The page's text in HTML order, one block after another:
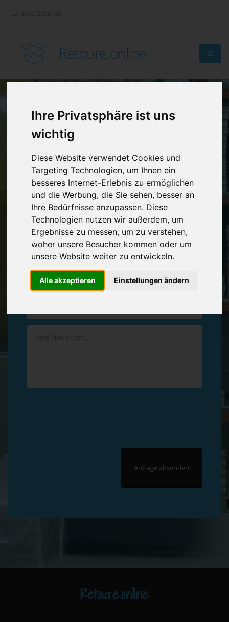
Ihre Privatsphäre ist uns
wichtig
Diese Website verwendet Cookies und
Targeting Technologien, um Ihnen ein
besseres Internet-Erlebnis zu ermöglichen
und die Werbung, die Sie sehen, besser an
Ihre Bedürfnisse anzupassen. Diese
Technologien nutzen wir außerdem, um
Ergebnisse zu messen, um zu verstehen,
woher unsere Besucher kommen oder um
unsere Website weiter zu entwickeln.
Alle akzeptieren Einstellungen ändern
Retoure.online
Retouren-
Management?
Vereinbaren Sie einenRückruf
Hinterlassen Sie uns gern eine persönliche Nachricht.
Retoure.online